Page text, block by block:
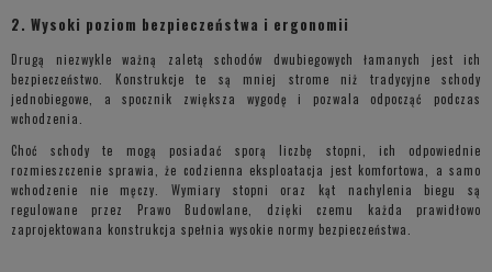
2. Wysoki poziom bezpieczeństwa i ergonomii
Drugą niezwykle ważną zaletą schodów dwubiegowych łamanych jest ich
bezpieczeństwo. Konstrukcje te są mniej strome niż tradycyjne schody
jednobiegowe, a spocznik zwiększa wygodę i pozwala odpocząć podczas
wchodzenia.
Choć schody te mogą posiadać sporą liczbę stopni, ich odpowiednie
rozmieszczenie sprawia, że codzienna eksploatacja jest komfortowa, a samo
wchodzenie nie męczy. Wymiary stopni oraz kąt nachylenia biegu są
regulowane przez Prawo Budowlane, dzięki czemu każda prawidłowo
zaprojektowana konstrukcja spełnia wysokie normy bezpieczeństwa.